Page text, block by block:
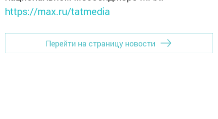
https://max.ru/tatmedia
Перейти на страницу новости